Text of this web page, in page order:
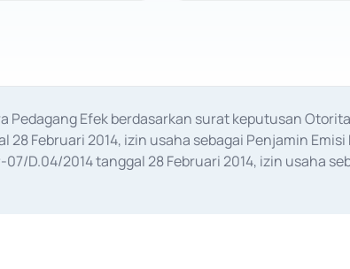
Efek berdasarkan surat keputusan
28 Februari 2014, izin usaha sebagai Penjamin
D.04/2014 tanggal 28 Februari 2014, izin usaha